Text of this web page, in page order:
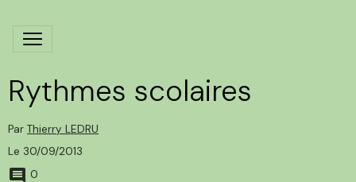
Rythmes scolaires
Par Thierry LEDRU
Le 30/09/2013
0